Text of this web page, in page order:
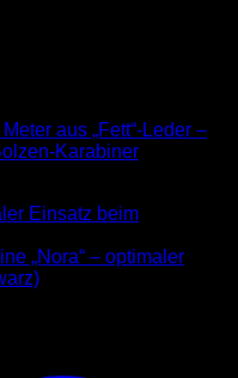
aus „Fett“-Leder –
Karabiner